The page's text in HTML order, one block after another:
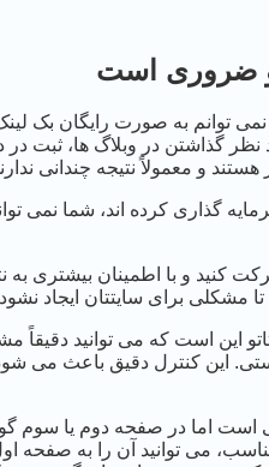
ضروری است
توانم به صورت رایگان بک
گذاشتن در وبلاگ ها، ثبت در
و معمولاً نتیجه چندانی
گذاری کرده اند، شما نمی
کنید و با اطمینان بیشتری به
تا مشکلی برای سایتتان ایجاد
این است که می توانید دقیقاً
این کنترل دقیق باعث می شود
است اما در صفحه دوم یا سوم
می توانید آن را به صفحه